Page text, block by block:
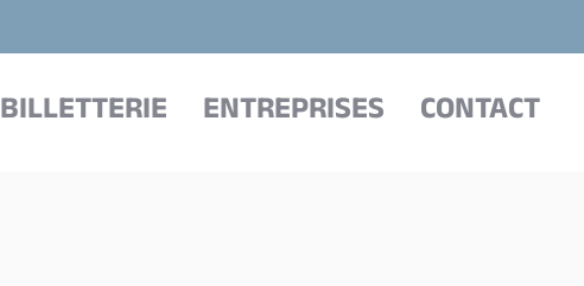
BILLETTERIE ENTREPRISES CONTACT